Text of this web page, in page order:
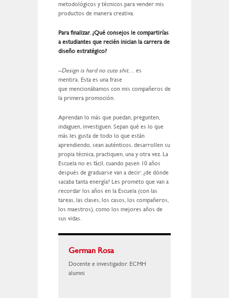
metodológicos y técnicos para vender mis
productos de manera creativa.
Para finalizar. ¿Qué consejos le compartirías
a estudiantes que recién inician la carrera de
diseño estratégico?
–Design is hard no cute shit… es
mentira. Esta es una frase
que mencionábamos con mis compañeros de
la primera promoción.
Aprendan lo más que puedan, pregunten,
indaguen, investiguen. Sepan qué es lo que
más les gusta de todo lo que están
aprendiendo, sean auténticos, desarrollen su
propia técnica, practiquen, una y otra vez. La
Escuela no es fácil, cuando pasen 10 años
después de graduarse van a decir: ¿de dónde
sacaba tanta energía? Les prometo que van a
recordar los años en la Escuela (con las
tareas, las clases, los casos, los compañeros,
los maestros), como los mejores años de
sus vidas.
German Rosa
Docente e investigador. ECMH
alumni